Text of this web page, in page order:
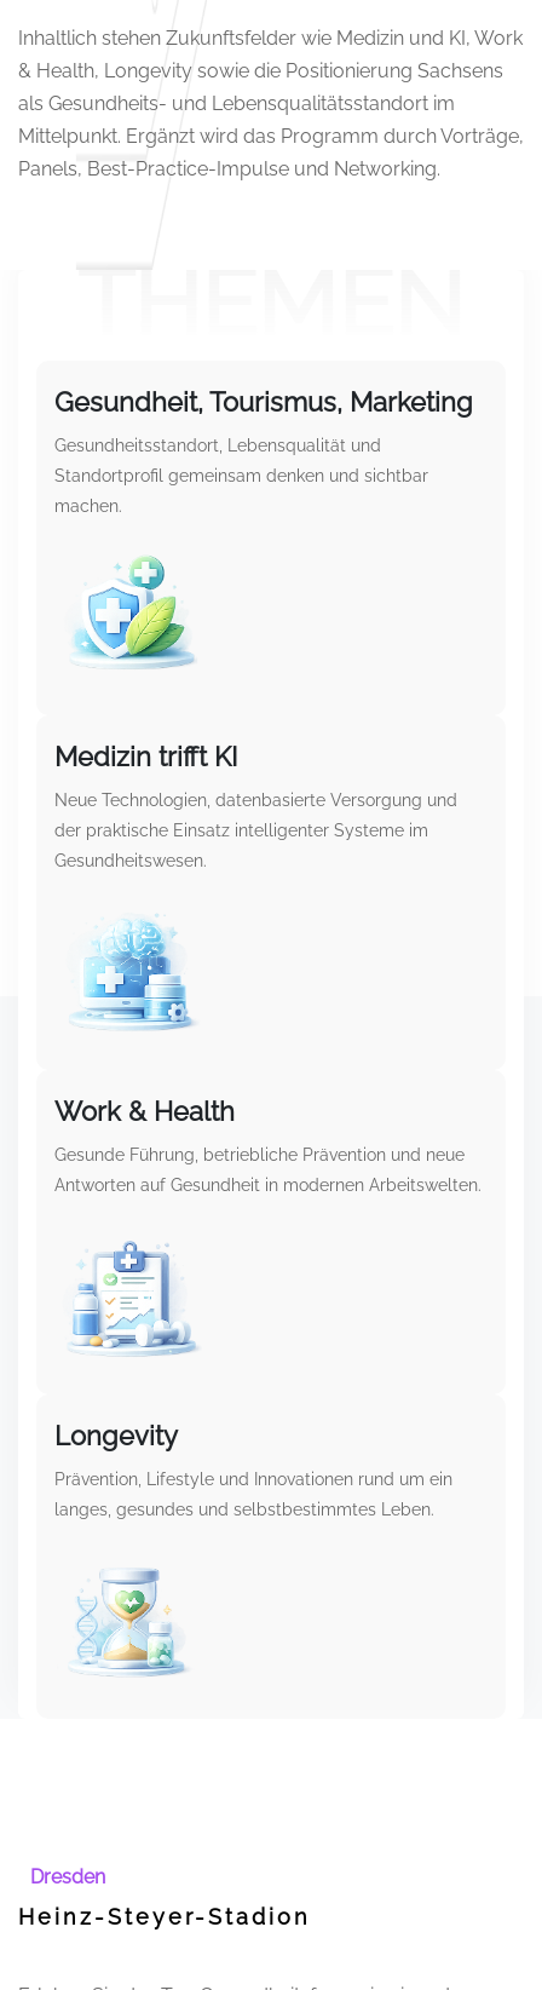
Inhaltlich stehen Zukunftsfelder wie Medizin und KI, Work
& Health, Longevity sowie die Positionierung Sachsens
als Gesundheits- und Lebensqualitätsstandort im
Mittelpunkt. Ergänzt wird das Programm durch Vorträge,
Panels, Best-Practice-Impulse und Networking.
Gesundheit, Tourismus, Marketing
Gesundheitsstandort, Lebensqualität und
Standortprofil gemeinsam denken und sichtbar
machen.
Medizin trifft KI
Neue Technologien, datenbasierte Versorgung und
der praktische Einsatz intelligenter Systeme im
Gesundheitswesen.
Work & Health
Gesunde Führung, betriebliche Prävention und neue
Antworten auf Gesundheit in modernen Arbeitswelten.
Longevity
Prävention, Lifestyle und Innovationen rund um ein
langes, gesundes und selbstbestimmtes Leben.
Dresden
Heinz-Steyer-Stadion